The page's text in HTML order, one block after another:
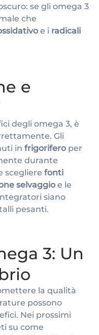
se gli omega 3
che
e i radicali
e
degli omega 3, è
Gli
in frigorifero per
durante
scegliere fonti
selvaggio e le
siano
pesanti.
3: Un
la qualità
possono
Nei prossimi
su come